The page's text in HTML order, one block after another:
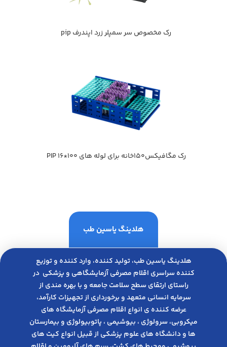
رك مخصوص سر سمپلر زرد اپندرف pip
رك مگافيكس150خانه براي لوله هاي 100*16 PIP
هلدینگ یاسین طب
هلدینگ یاسین طب، تولید کننده، وارد کننده و توزیع
کننده سراسری اقلام مصرفی آزمایشگاهی و پزشکی در
راﺳﺘﺎی ارﺗﻘﺎی ﺳﻄﺢ ﺳﻼﻣﺖ ﺟﺎﻣﻌﻪ و ﺑﺎ ﺑﻬﺮه ﻣﻨﺪی از
ﺳﺮﻣﺎﯾﻪ انسانی متعهد و ﺑﺮﺧﻮرداری از ﺗﺠﻬﯿﺰات ﮐﺎرآﻣﺪ،
عرضه کننده ی انواع اﻗﻼم مصرفی آزﻣﺎﯾﺸﮕﺎه های
میکروبی، ﺳﺮوﻟﻮژی ، ﺑﯿﻮﺷﯿﻤﯽ ، پاتوبیولوژی و بیمارستان
ها و دانشگاه های علوم پزشکی از قبیل انواع کیت های